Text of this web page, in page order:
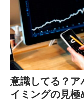
意識してる？ア
イミングの見極